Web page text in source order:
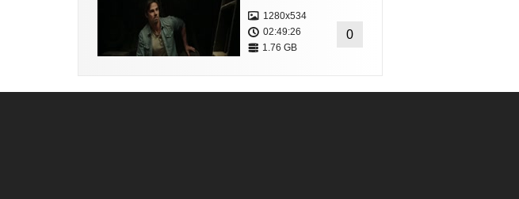
1280x534
02:49:26
1.76 GB
0